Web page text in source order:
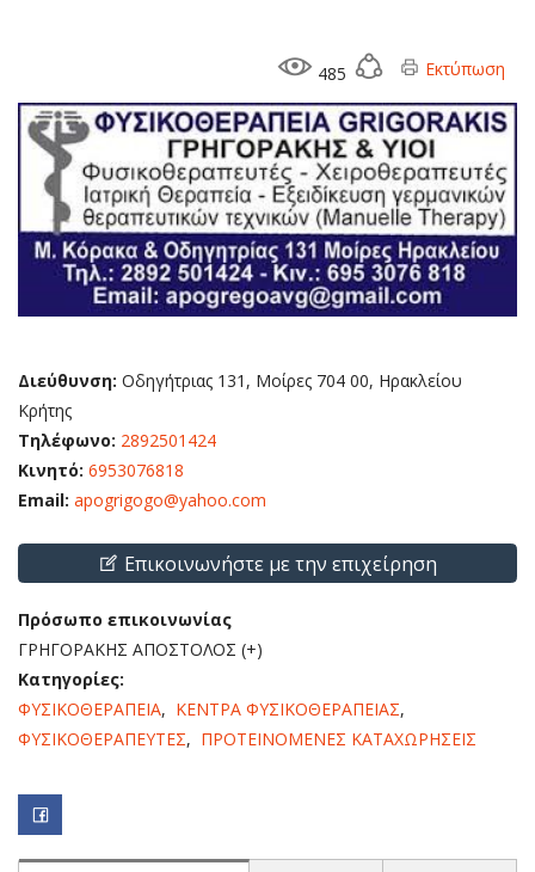
485 Εκτύπωση
Διεύθυνση: Οδηγήτριας 131, Μοίρες 704 00, Ηρακλείου
Κρήτης
Τηλέφωνο: 2892501424
Κινητό: 6953076818
Email: apogrigogo@yahoo.com
Επικοινωνήστε με την επιχείρηση
Πρόσωπο επικοινωνίας
ΓΡΗΓΟΡΑΚΗΣ ΑΠΟΣΤΟΛΟΣ (+)
Κατηγορίες:
ΦΥΣΙΚΟΘΕΡΑΠΕΙΑ, ΚΕΝΤΡΑ ΦΥΣΙΚΟΘΕΡΑΠΕΙΑΣ,
ΦΥΣΙΚΟΘΕΡΑΠΕΥΤΕΣ, ΠΡΟΤΕΙΝΟΜΕΝΕΣ ΚΑΤΑΧΩΡΗΣΕΙΣ